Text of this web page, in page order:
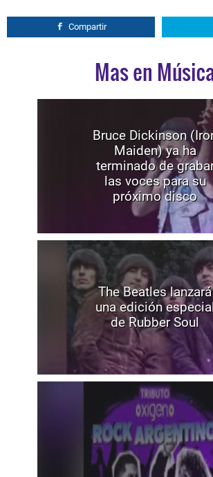
Compartir
Mas en
Bruce Dickinson
Maiden) ya ha
terminado de
las voces para su
próximo disco
The Beatles lanzará
una edición
de Rubber Soul